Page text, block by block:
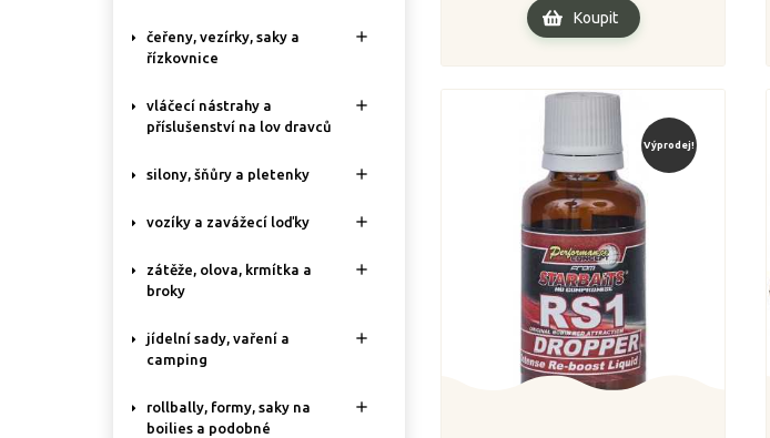
čeřeny, vezírky, saky a
řízkovnice

vláčecí nástrahy a
příslušenství na lov dravců

silony, šňůry a pletenky 
vozíky a zavážecí loďky 
zátěže, olova, krmítka a
broky

jídelní sady, vaření a
camping

rollbally, formy, saky na
boilies a podobné

Koupit
Výprodej!